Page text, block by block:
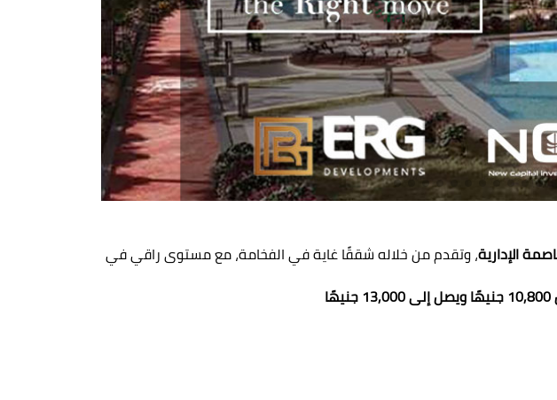
الإدارية، وتقدم من خلاله شققًا غاية في الفخامة، مع مستوى راقي في
جنيهًا ويصل إلى 13,000 جنيهًا